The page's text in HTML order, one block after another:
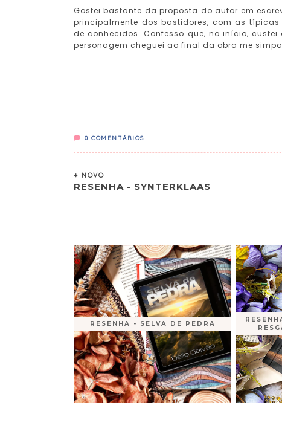
Gostei bastante da proposta do autor em
principalmente dos bastidores, com as
de conhecidos. Confesso que, no início,
personagem cheguei ao final da obra me
0 COMENTÁRIOS
+ NOVO
RESENHA - SYNTERKLAAS
RESENHA - SELVA DE PEDRA